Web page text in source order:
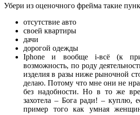
Убери из оценочного фрейма такие
отсутствие авто
своей квартиры
дачи
дорогой одежды
Iphone и вообще i-всё (к
возможность, по роду
изделия в разы ниже рыночной
делаю. Потому что мне они не
без надобности. Но в то же
захотела – Бога ради! – куплю,
пример того как умная